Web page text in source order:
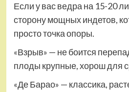
Если у вас ведра на 15-20
сторону мощных индетов,
просто точка опоры.
«Взрыв» — не боится
плоды крупные, хорош для
«Де Барао» — классика,